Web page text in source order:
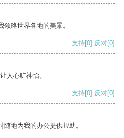
略世界各地的美景。
支持[0] 反对[0]
人心旷神怡。
支持[0] 反对[0]
地为我的办公提供帮助。